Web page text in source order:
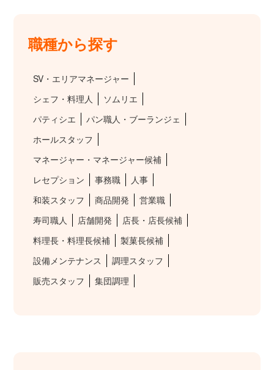
職種から探す
SV・エリアマネージャー
シェフ・料理人
ソムリエ
パティシエ
パン職人・ブーランジェ
ホールスタッフ
マネージャー・マネージャー候補
レセプション
事務職
人事
和装スタッフ
商品開発
営業職
寿司職人
店舗開発
店長・店長候補
料理長・料理長候補
製菓長候補
設備メンテナンス
調理スタッフ
販売スタッフ
集団調理